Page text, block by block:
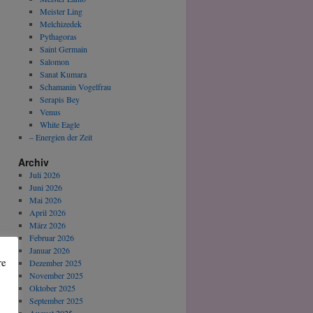
Meister Ling
Melchizedek
Pythagoras
Saint Germain
Salomon
Sanat Kumara
Schamanin Vogelfrau
Serapis Bey
Venus
White Eagle
– Energien der Zeit
Archiv
Juli 2026
Juni 2026
Mai 2026
April 2026
März 2026
Februar 2026
Januar 2026
Dezember 2025
November 2025
Oktober 2025
September 2025